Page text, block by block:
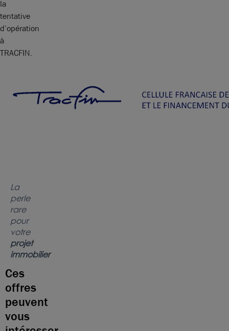
la
tentative
d’opération
à
TRACFIN.
La
perle
rare
pour
votre
projet
immobilier
Ces
offres
peuvent
vous